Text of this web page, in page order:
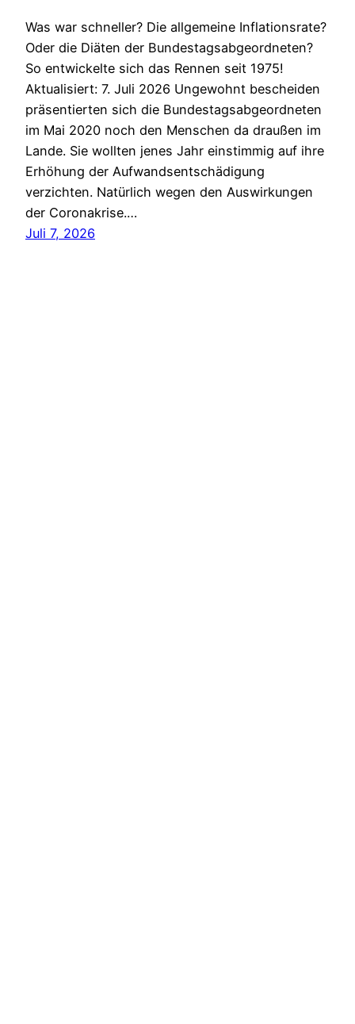
Was war schneller? Die allgemeine Inflationsrate?
Oder die Diäten der Bundestagsabgeordneten?
So entwickelte sich das Rennen seit 1975!
Aktualisiert: 7. Juli 2026 Ungewohnt bescheiden
präsentierten sich die Bundestagsabgeordneten
im Mai 2020 noch den Menschen da draußen im
Lande. Sie wollten jenes Jahr einstimmig auf ihre
Erhöhung der Aufwandsentschädigung
verzichten. Natürlich wegen den Auswirkungen
der Coronakrise.…
Juli 7, 2026